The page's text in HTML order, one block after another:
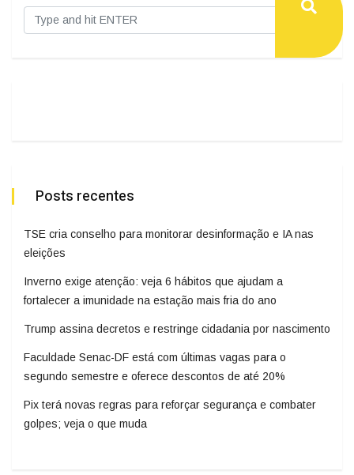
Posts recentes
TSE cria conselho para monitorar desinformação e IA nas
eleições
Inverno exige atenção: veja 6 hábitos que ajudam a
fortalecer a imunidade na estação mais fria do ano
Trump assina decretos e restringe cidadania por nascimento
Faculdade Senac-DF está com últimas vagas para o
segundo semestre e oferece descontos de até 20%
Pix terá novas regras para reforçar segurança e combater
golpes; veja o que muda